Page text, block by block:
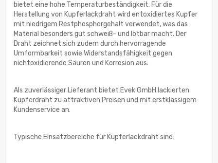
bietet eine hohe Temperaturbeständigkeit. Für die
Herstellung von Kupferlackdraht wird entoxidiertes Kupfer
mit niedrigem Restphosphorgehalt verwendet, was das
Material besonders gut schweiß- und lötbar macht. Der
Draht zeichnet sich zudem durch hervorragende
Umformbarkeit sowie Widerstandsfähigkeit gegen
nichtoxidierende Säuren und Korrosion aus.
Als zuverlässiger Lieferant bietet Evek GmbH lackierten
Kupferdraht zu attraktiven Preisen und mit erstklassigem
Kundenservice an.
Typische Einsatzbereiche für Kupferlackdraht sind: